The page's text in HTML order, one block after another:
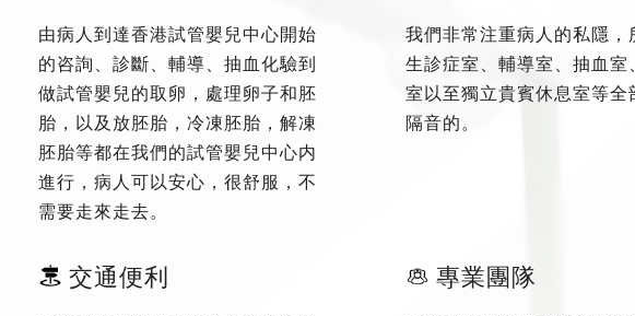
由病人到達香港試管嬰兒中心開始
的咨詢、診斷、輔導、抽血化驗到
做試管嬰兒的取卵，處理卵子和胚
胎，以及放胚胎，冷凍胚胎，解凍
胚胎等都在我們的試管嬰兒中心内
進行，病人可以安心，很舒服，不
需要走來走去。
我們非常注重病人的私隱，
生診症室、輔導室、抽血室
室以至獨立貴賓休息室等全
隔音的。
交通便利 專業團隊